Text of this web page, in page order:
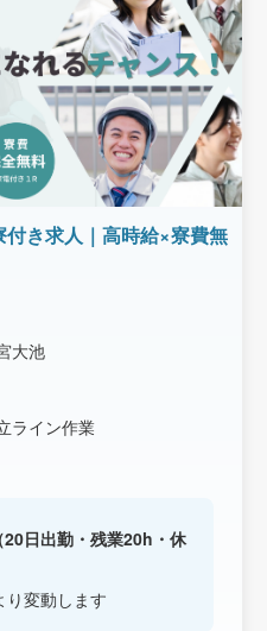
付き求人｜高時給×寮費無
大池
ライン作業
（20日出勤・残業20h・休
り変動します